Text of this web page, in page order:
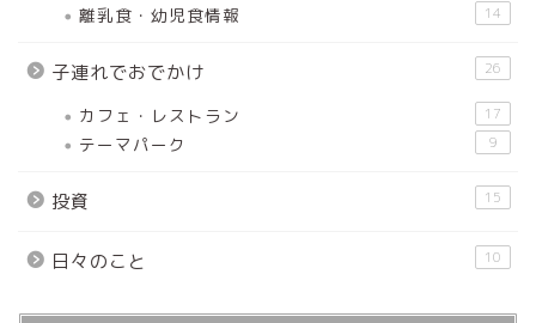
離乳食・幼児食情報 14
子連れでおでかけ 26
カフェ・レストラン 17
テーマパーク 9
投資 15
日々のこと 10